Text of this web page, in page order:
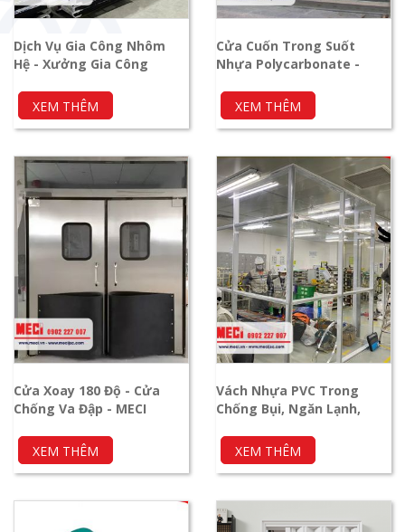
Dịch Vụ Gia Công Nhôm
Hệ - Xưởng Gia Công
XEM THÊM
Cửa Cuốn Trong Suốt
Nhựa Polycarbonate -
XEM THÊM
Cửa Xoay 180 Độ - Cửa
Chống Va Đập - MECI
XEM THÊM
Vách Nhựa PVC Trong
Chống Bụi, Ngăn Lạnh,
XEM THÊM